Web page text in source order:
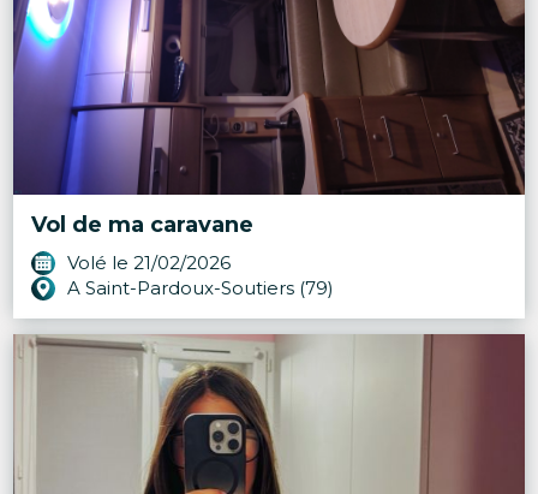
Vol de ma caravane
Volé le 21/02/2026
A Saint-Pardoux-Soutiers (79)